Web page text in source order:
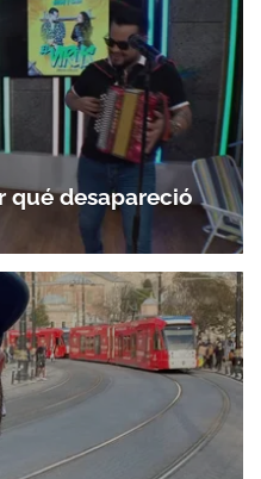
qué desapareció